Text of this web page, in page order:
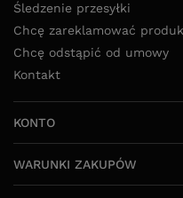
Śledzenie przesyłki
Chcę zareklamować
Chcę odstąpić od umowy
Kontakt
KONTO
WARUNKI ZAKUPÓW